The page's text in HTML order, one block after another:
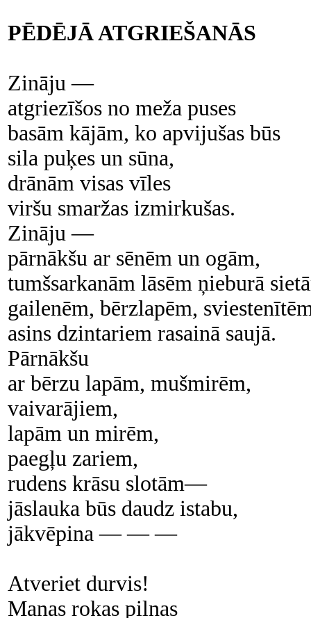
PĒDĒJĀ ATGRIEŠANĀS
Zināju —
atgriezīšos no meža puses
basām kājām, ko apvijušas būs
sila puķes un sūna,
drānām visas vīles
viršu smaržas izmirkušas.
Zināju —
pārnākšu ar sēnēm un ogām,
tumšsarkanām lāsēm ņieburā
gailenēm, bērzlapēm,
asins dzintariem rasainā saujā.
Pārnākšu
ar bērzu lapām, mušmirēm,
vaivarājiem,
lapām un mirēm,
paegļu zariem,
rudens krāsu slotām—
jāslauka būs daudz istabu,
jākvēpina — — —
Atveriet durvis!
Manas rokas pilnas